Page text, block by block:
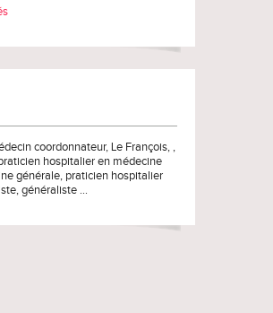
coordonnateur, Le François, ,
hospitalier en médecine
générale, praticien hospitalier
,généraliste ...